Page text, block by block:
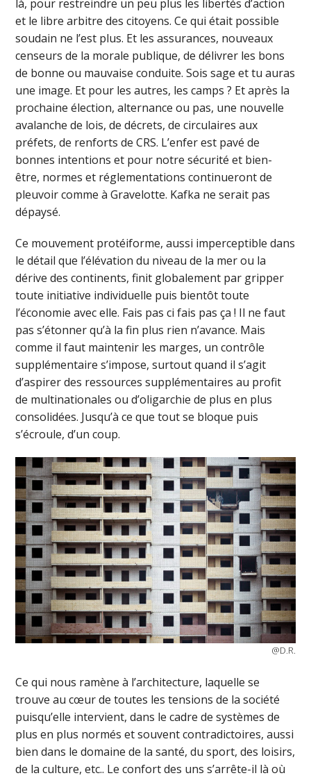
là, pour restreindre un peu plus les libertés d’action
et le libre arbitre des citoyens. Ce qui était possible
soudain ne l’est plus. Et les assurances, nouveaux
censeurs de la morale publique, de délivrer les bons
de bonne ou mauvaise conduite. Sois sage et tu auras
une image. Et pour les autres, les camps ? Et après la
prochaine élection, alternance ou pas, une nouvelle
avalanche de lois, de décrets, de circulaires aux
préfets, de renforts de CRS. L’enfer est pavé de
bonnes intentions et pour notre sécurité et bien-
être, normes et réglementations continueront de
pleuvoir comme à Gravelotte. Kafka ne serait pas
dépaysé.
Ce mouvement protéiforme, aussi imperceptible dans
le détail que l’élévation du niveau de la mer ou la
dérive des continents, finit globalement par gripper
toute initiative individuelle puis bientôt toute
l’économie avec elle. Fais pas ci fais pas ça ! Il ne faut
pas s’étonner qu’à la fin plus rien n’avance. Mais
comme il faut maintenir les marges, un contrôle
supplémentaire s’impose, surtout quand il s’agit
d’aspirer des ressources supplémentaires au profit
de multinationales ou d’oligarchie de plus en plus
consolidées. Jusqu’à ce que tout se bloque puis
s’écroule, d’un coup.
@D.R.
Ce qui nous ramène à l’architecture, laquelle se
trouve au cœur de toutes les tensions de la société
puisqu’elle intervient, dans le cadre de systèmes de
plus en plus normés et souvent contradictoires, aussi
bien dans le domaine de la santé, du sport, des loisirs,
de la culture, etc.. Le confort des uns s’arrête-il là où